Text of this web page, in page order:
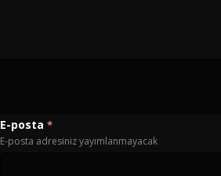
E-posta *
E-posta adresiniz yayımlanmayacak